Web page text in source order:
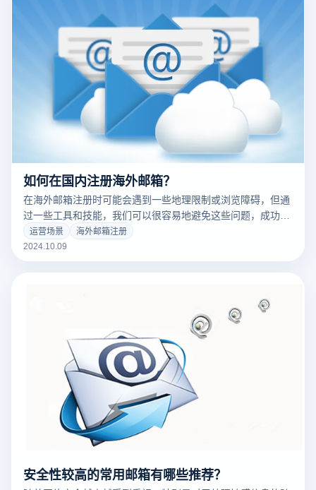
非常适合需要高安全性的跨境电商客户。 3. Outlook：微软邮
箱服务，兼顾个人和企业客户的需求，并与Office系列工具无
缝结合，适合工作和日常使用。 4. Zoho Mail：为企业客户提
供无广告的邮箱服务，提供多种合作工具，并具有极强的可靠
性和隐私保护功能。 5. Tutanota：为需要加强通信安全的用户
提供全面的加密功能，注重隐私保护。 根据自己的需要选择合
适的海外邮箱，既可以提高通信效率，又可以保证数据的安全
性和隐私性。
如何在国内注册海外邮箱？
在海外邮箱注册时可能会遇到一些地理限制或浏览障碍，但通
过一些工具和技能，我们可以很容易地避免这些问题，成功地
注册和使用海外邮箱服务。Gmail等常见的海外电子邮件、
ProtonMail和Outlook等，通常需要浏览海外服务器。为顺利
运营场景
海外邮箱注册
2024.10.09
安全性较高的常用邮箱有哪些推荐？